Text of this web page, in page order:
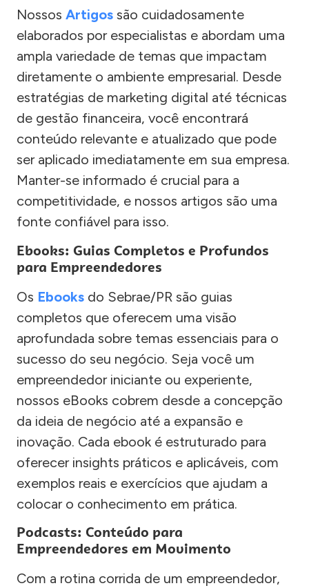
Nossos Artigos são cuidadosamente
elaborados por especialistas e abordam uma
ampla variedade de temas que impactam
diretamente o ambiente empresarial. Desde
estratégias de marketing digital até técnicas
de gestão financeira, você encontrará
conteúdo relevante e atualizado que pode
ser aplicado imediatamente em sua empresa.
Manter-se informado é crucial para a
competitividade, e nossos artigos são uma
fonte confiável para isso.
Ebooks: Guias Completos e Profundos
para Empreendedores
Os Ebooks do Sebrae/PR são guias
completos que oferecem uma visão
aprofundada sobre temas essenciais para o
sucesso do seu negócio. Seja você um
empreendedor iniciante ou experiente,
nossos eBooks cobrem desde a concepção
da ideia de negócio até a expansão e
inovação. Cada ebook é estruturado para
oferecer insights práticos e aplicáveis, com
exemplos reais e exercícios que ajudam a
colocar o conhecimento em prática.
Podcasts: Conteúdo para
Empreendedores em Movimento
Com a rotina corrida de um empreendedor,